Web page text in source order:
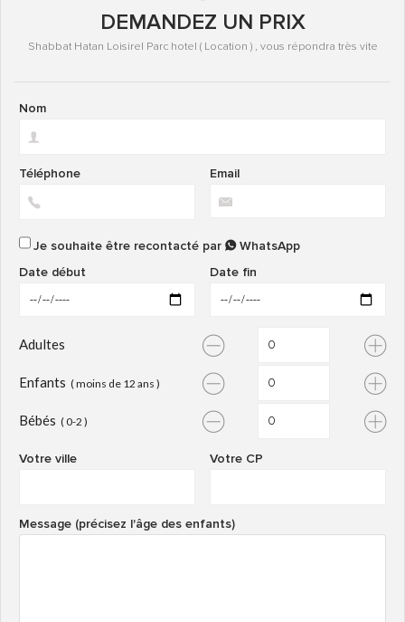
DEMANDEZ UN PRIX
Shabbat Hatan Loisirel Parc hotel ( Location ) , vous répondra très vite
Nom
Email
Téléphone
Je souhaite être recontacté par
WhatsApp
Date fin
Date début
Adultes
Enfants ( moins de 12 ans )
Bébés ( 0-2 )
Votre CP
Votre ville
Message (précisez l'âge des enfants)